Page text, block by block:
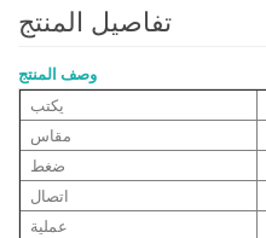
تفاصيل المنتج
وصف المنتج
يكتب
مقاس
ضغط
اتصال
عملية